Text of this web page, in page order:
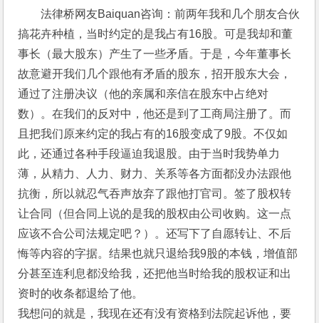
法律桥网友Baiquan咨询：前两年我和几个朋友合伙
搞花卉种植，当时约定的是我占有16股。可是我却和董
事长（最大股东）产生了一些矛盾。于是，今年董事长
故意避开我们几个跟他有矛盾的股东，招开股东大会，
通过了注册决议（他的亲属和亲信在股东中占绝对
数）。在我们的反对中，他还是到了工商局注册了。而
且把我们原来约定的我占有的16股变成了9股。不仅如
此，还通过各种手段逼迫我退股。由于当时我势单力
薄，从精力、人力、财力、关系等各方面都没办法跟他
抗衡，所以就忍气吞声放弃了跟他打官司。签了股权转
让合同（但合同上说的是我的股权由公司收购。这一点
应该不合公司法规定吧？）。还写下了自愿转让、不后
悔等内容的字据。结果也就只退给我9股的本钱，增值部
分甚至连利息都没给我，还把他当时给我的股权证和出
资时的收条都退给了他。
我想问的就是，我现在还有没有资格到法院起诉他，要